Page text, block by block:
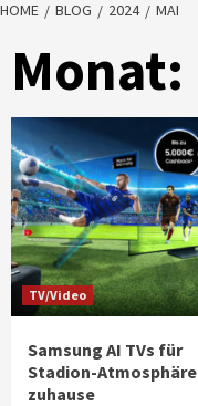
HOME BLOG 2024 MAI
Monat:
TV/Video
Samsung AI TVs für
Stadion-Atmosphäre
zuhause